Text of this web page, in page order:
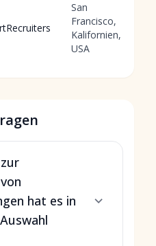
San
Francisco,
Kalifornien,
USA
hat es in